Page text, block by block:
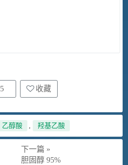
5 收藏
乙醇酸 , 羟基乙酸
下一篇 »
胆固醇 95%